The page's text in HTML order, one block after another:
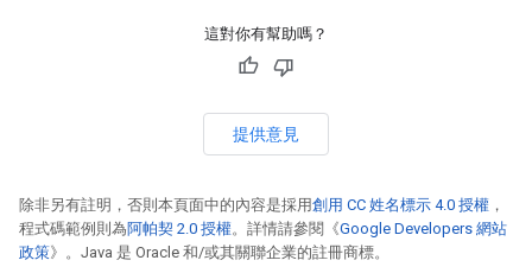
這對你有幫助嗎？
提供意見
除非另有註明，否則本頁面中的內容是採用創用 CC 姓名標示 4.0 授權 ，
程式碼範例則為阿帕契 2.0 授權。詳情請參閱《Google Developers 網站
政策》。Java 是 Oracle 和/或其關聯企業的註冊商標。